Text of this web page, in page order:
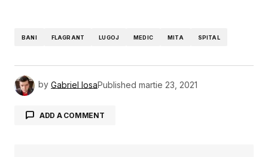
BANI FLAGRANT LUGOJ MEDIC MITA SPITAL
by Gabriel IosaPublished martie 23, 2021
ADD A COMMENT